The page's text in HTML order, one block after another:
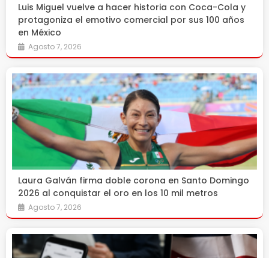
Luis Miguel vuelve a hacer historia con Coca-Cola y
protagoniza el emotivo comercial por sus 100 años
en México
Agosto 7, 2026
Laura Galván firma doble corona en Santo Domingo
2026 al conquistar el oro en los 10 mil metros
Agosto 7, 2026